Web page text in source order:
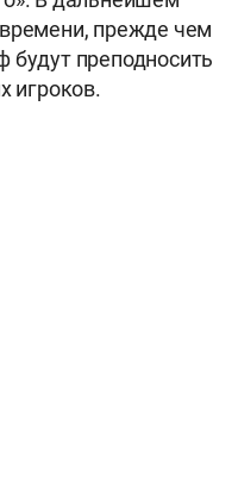
прежде чем
преподносить
игроков.